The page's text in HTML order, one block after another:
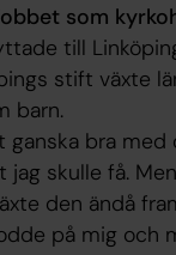
som
till
stift växte
barn.
bra
skulle få.
den ändå
på mig och